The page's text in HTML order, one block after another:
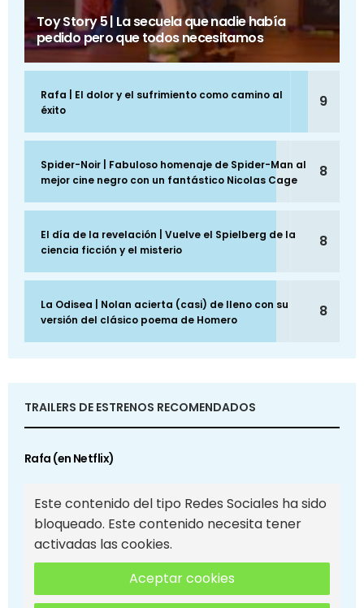
Toy Story 5 | La secuela que nadie había
pedido pero que todos necesitamos
Rafa | El dolor y el sufrimiento como camino al
éxito
9
Spider-Noir | Fabuloso homenaje de Spider-Man al
mejor cine negro con un fantástico Nicolas Cage
8
El día de la revelación | Vuelve el Spielberg de la
ciencia ficción y el misterio
8
La Odisea | Nolan acierta (casi) de lleno con su
versión del clásico poema de Homero
8
TRAILERS DE ESTRENOS RECOMENDADOS
Rafa (en Netflix)
Este contenido del tipo Redes Sociales ha sido
bloqueado. Este contenido necesita tener
activadas las cookies.
Aceptar cookies